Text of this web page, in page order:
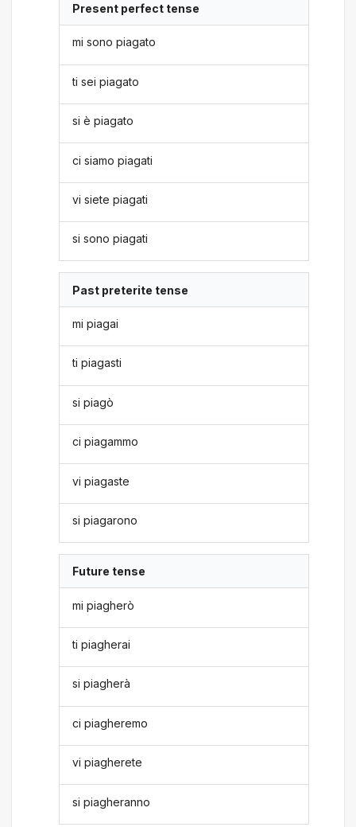
Present perfect tense
mi sono piagato
ti sei piagato
si è piagato
ci siamo piagati
vi siete piagati
si sono piagati
Past preterite tense
mi piagai
ti piagasti
si piagò
ci piagammo
vi piagaste
si piagarono
Future tense
mi piagherò
ti piagherai
si piagherà
ci piagheremo
vi piagherete
si piagheranno